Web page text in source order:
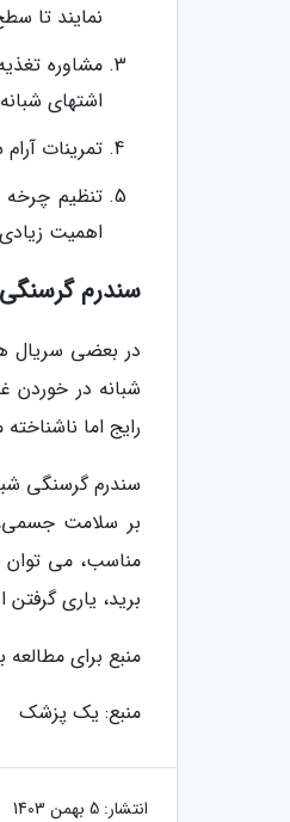
نمایند تا
مشاوره
اشتهای
تمرینات
تنظیم
اهمیت
سندرم
در بعضی سریال
شبانه در خوردن
رایج اما
سندرم گرسنگی
بر سلامت جسمی،
مناسب، می توان
برید، یاری
منبع برای
منبع: یک پزشک
انتشار: 5 بهمن 1403